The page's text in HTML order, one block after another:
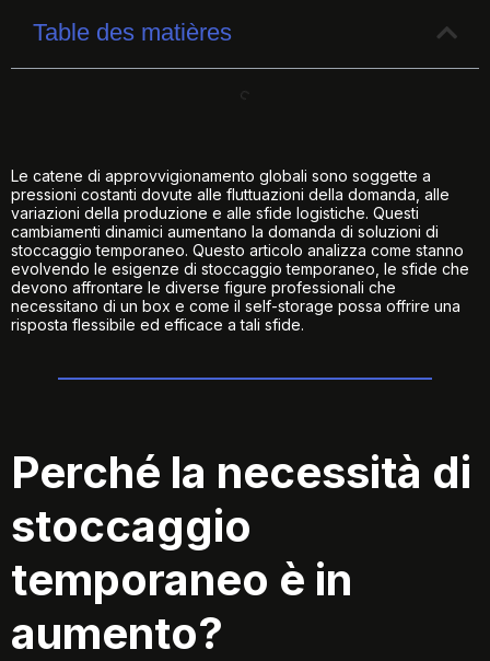
Table des matières
Le catene di approvvigionamento globali sono soggette a
pressioni costanti dovute alle fluttuazioni della domanda, alle
variazioni della produzione e alle sfide logistiche. Questi
cambiamenti dinamici aumentano la domanda di soluzioni di
stoccaggio temporaneo. Questo articolo analizza come stanno
evolvendo le esigenze di stoccaggio temporaneo, le sfide che
devono affrontare le diverse figure professionali che
necessitano di un box e come il self-storage possa offrire una
risposta flessibile ed efficace a tali sfide.
Perché la necessità di
stoccaggio
temporaneo è in
aumento?